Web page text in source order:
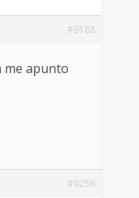
#9188
me apunto
#9256